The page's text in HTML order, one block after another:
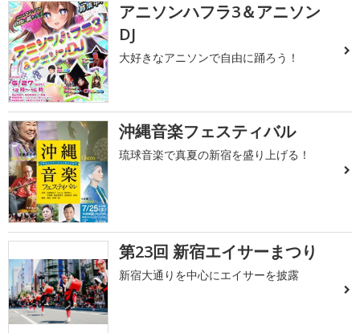
アニソンハフラ3＆アニソン
DJ
大好きなアニソンで自由に踊ろう！
沖縄音楽フェスティバル
琉球音楽で真夏の新宿を盛り上げる！
第23回 新宿エイサーまつり
新宿大通りを中心にエイサーを披露